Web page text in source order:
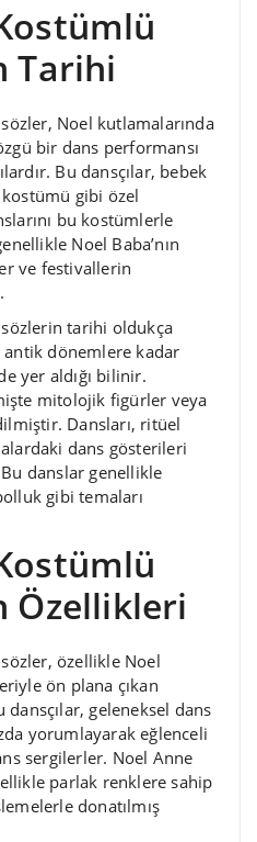
Tarihi
Noel kutlamalarında
bir dans performansı
Bu dansçılar, bebek
kostümü gibi özel
bu kostümlerle
Noel Baba’nın
ve festivallerin
tarihi oldukça
antik dönemlere kadar
yer aldığı bilinir.
mitolojik figürler veya
Dansları, ritüel
dans gösterileri
danslar genellikle
gibi temaları
Özellikleri
özellikle Noel
ön plana çıkan
dansçılar, geleneksel dans
yorumlayarak eğlenceli
sergilerler. Noel Anne
parlak renklere sahip
donatılmış